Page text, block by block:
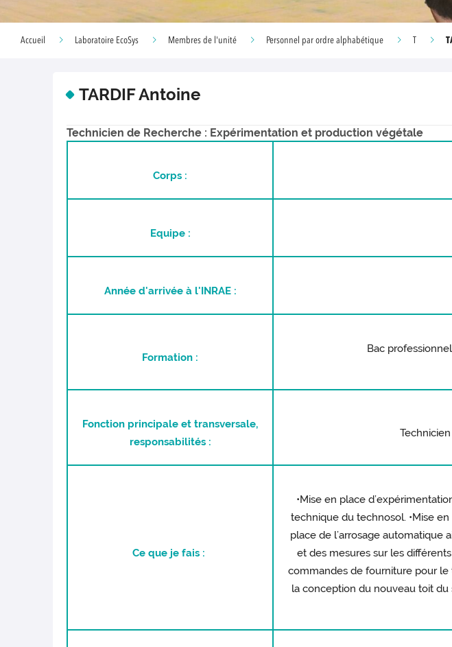
Accueil Laboratoire EcoSys Membres de l'unité Personnel par ordre alphabétique
TARDIF Antoine
Technicien de Recherche : Expérimentation et production végétale
Corps :
Equipe :
Année d'arrivée à l'INRAE :
Formation :
Bac
Fonction principale et transversale,
responsabilités :
Ce que je fais :
•Mise en place
technique du technosol. •Mise
place de l’arrosage automatique
et des mesures sur les
commandes de fourniture pour
la conception du nouveau toit du